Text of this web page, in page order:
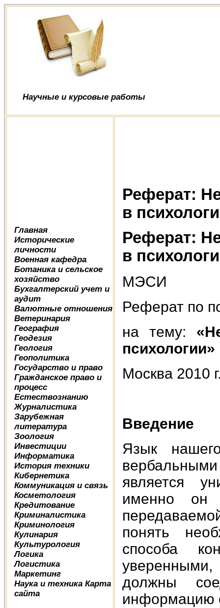
Научные и курсовые работы
Главная
Исторические
личности
Военная кафедра
Ботаника и сельское
хозяйство
Бухгалтерский учет и
аудит
Валютные отношения
Ветеринария
География
Геодезия
Геология
Геополитика
Государство и право
Гражданское право и
процесс
Естествознанию
Журналистика
Зарубежная
литература
Зоология
Инвестиции
Информатика
История техники
Кибернетика
Коммуникация и связь
Косметология
Кредитование
Криминалистика
Криминология
Кулинария
Культурология
Логика
Логистика
Маркетинг
Наука и техника Карта
сайта
Реферат:
в
Реферат:
в
МЭСИ
Реферат по
на тему:
психологии»
Москва 2010
Введение
Язык
является
именно
понять
способа
должны
информацию